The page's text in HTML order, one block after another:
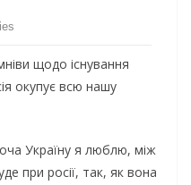
щодо існування
окупує всю нашу
Україну я люблю, між
при pосії, так, як вона